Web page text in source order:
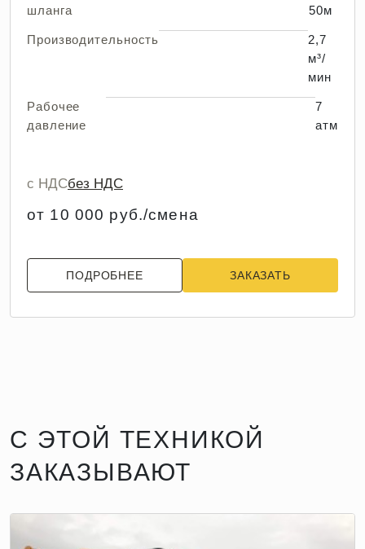
шланга
50м
Производительность
2,7
м³/
мин
Рабочее
давление
7
атм
с НДСбез НДС
от 10 000 руб./смена
ПОДРОБНЕЕ ЗАКАЗАТЬ
С ЭТОЙ ТЕХНИКОЙ
ЗАКАЗЫВАЮТ